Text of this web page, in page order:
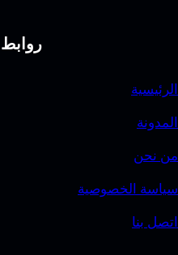
روابط
الخصوصية
بنا